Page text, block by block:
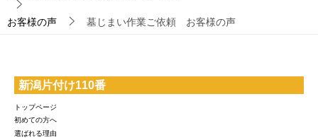
お客様の声 墓じまい作業ご依頼 お客様の声
新潟片付け110番
トップページ
初めての方へ
選ばれる理由